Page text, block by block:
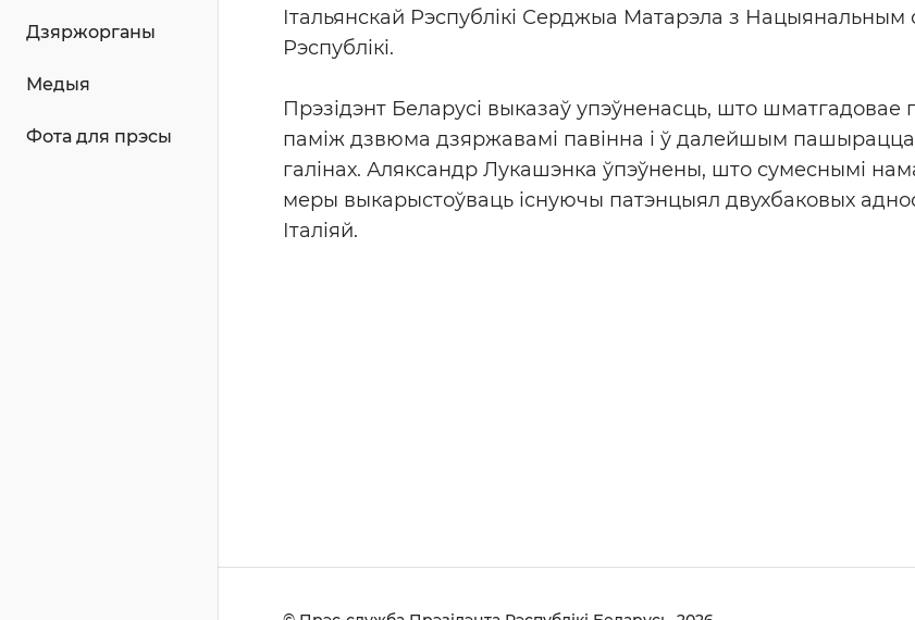
Дзяржорганы
Медыя
Фота для прэсы
Італьянскай Рэспублікі Серджыа Матарэла з
Рэспублікі.
Прэзідэнт Беларусі выказаў упэўненасць, што шматгадовае
паміж дзвюма дзяржавамі павінна і ў далейшым пашырацца
галінах. Аляксандр Лукашэнка ўпэўнены, што сумеснымі
меры выкарыстоўваць існуючы патэнцыял двухбаковых
Італіяй.